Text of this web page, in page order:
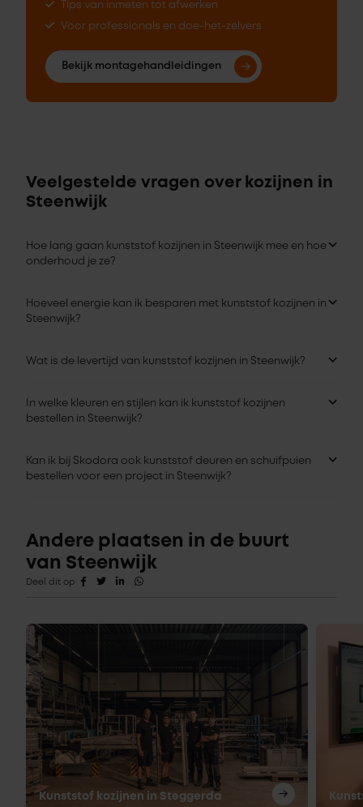
Tips van inmeten tot afwerken
Voor professionals en doe-het-zelvers
Bekijk montagehandleidingen
Veelgestelde vragen over kozijnen in
Steenwijk
Hoe lang gaan kunststof kozijnen in Steenwijk mee en hoe
onderhoud je ze?
Hoeveel energie kan ik besparen met kunststof kozijnen in
Steenwijk?
Wat is de levertijd van kunststof kozijnen in Steenwijk?
In welke kleuren en stijlen kan ik kunststof kozijnen
bestellen in Steenwijk?
Kan ik bij Skodora ook kunststof deuren en schuifpuien
bestellen voor een project in Steenwijk?
Andere plaatsen in de buurt
van Steenwijk
Deel dit op
Kunststof kozijnen in Steggerda